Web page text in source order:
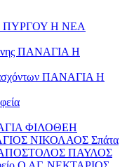
ΠΥΡΓΟΥ Η ΝΕΑ
ΠΑΝΑΓΙΑ Η
ΠΑΝΑΓΙΑ Η
ΑΓΙΑ ΦΙΛΟΘΕΗ
ΝΙΚΟΛΑΟΣ Σπάτα
Ο ΑΠΟΣΤΟΛΟΣ ΠΑΥΛΟΣ